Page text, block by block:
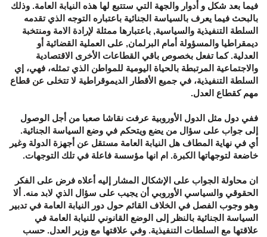
فيما بعد شكل و أدوار والجهة التي ستتبع لها هذه النيابة العامة. وذلك
بالبحث فيما يعرف بالسياسة الجنائية باعتباره التوجه الذي تقدمه
السلطة التنفيذية والسياسية, باعتبارها ممثلة لإرادة الامة ومنتخبة
ديمقراطيا والمسؤولة أمام البرلمان, على العملية القضائية أو
العدلية. كما تفعل بخصوص باقي القطاعات الأخرى الاقتصادية
والاجتماعية المرتبطة بالحياة اليومية للمواطن الذي تمثله، فهي، إي
السلطة التنفيذية، في جميع الأقطار الديموقراطية لا تتخلى عن قطاع
مهم كقطاع العدل.
ففي دول مثل الدول الأوروبية عرفت نقاشا صعبا من أجل الوصول
إلى جواب على سؤال من يضع ويتحكم في وضع السياسة الجنائية.
أي في نهاية المطاف هل النيابة العامة مستقل عن أجهزة الدولة وغير
خاضعة لتوجهاتها الكبرة. ام انها مؤسسة فاعلة في تلك التوجهات.
ان محاولة الجواب على الإشكال المشار إليه أعلاه فرض على الفكر
الحقوقي والسياسي الأوروبي أن يجيب على سؤال الذي لابد منه. ألا
وهو وجوب الفصل في الخلاف القائم حول دور النيابة العامة في تدبير
السياسة الجنائية بالنظر إلى الوضع القانوني للنيابة العامة في
علاقتها مع السلطات التنفيذية. وفي علاقتها مع وزير العدل. حسب